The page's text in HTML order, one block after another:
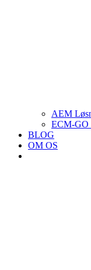
AEM
ECM-GO
BLOG
OM OS